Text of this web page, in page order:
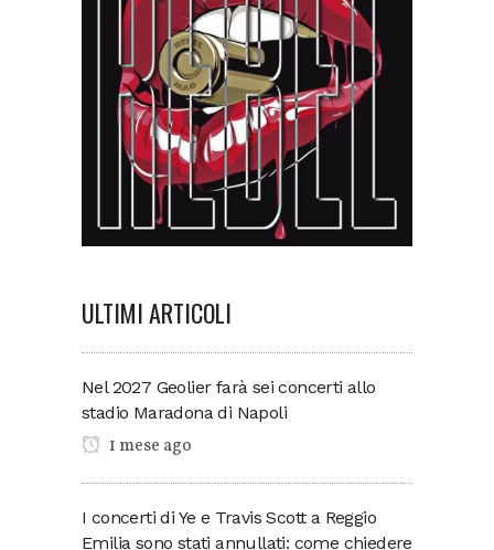
ULTIMI ARTICOLI
Nel 2027 Geolier farà sei concerti allo
stadio Maradona di Napoli
1 mese ago
I concerti di Ye e Travis Scott a Reggio
Emilia sono stati annullati: come chiedere